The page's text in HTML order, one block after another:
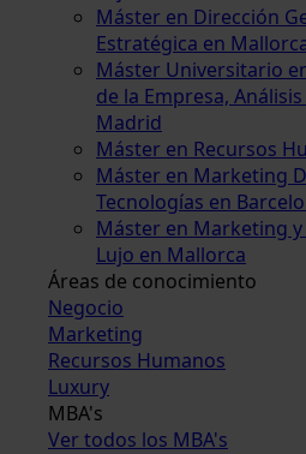
Máster en Dirección
Estratégica en
Máster Universitario
de la Empresa,
Madrid
Máster en Recursos
Máster en Marketing
Tecnologías en
Máster en Marketing
Lujo en Mallorca
Áreas de conocimiento
Negocio
Marketing
Recursos Humanos
Luxury
MBA's
Ver todos los MBA's